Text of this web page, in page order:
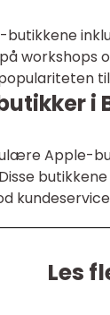
i
Apple-
Disse
Les